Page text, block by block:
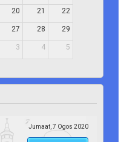
20 21 22
27 28 29
3 4 5
Jumaat, 7 Ogos 2020